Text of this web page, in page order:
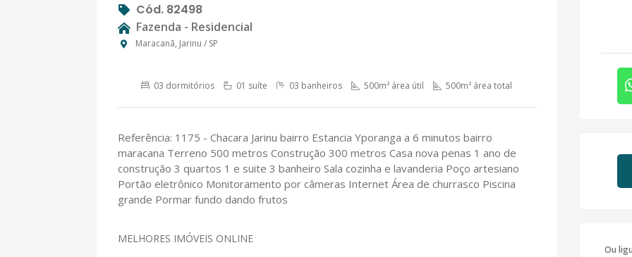
Cód. 82498
Fazenda - Residencial
Maracanã, Jarinu / SP
03 dormitórios 01 suíte 03 banheiros 500m² área útil 500m² área total
Referência: 1175 - Chacara Jarinu bairro Estancia Yporanga a 6 minutos bairro
maracana Terreno 500 metros Construção 300 metros Casa nova penas 1 ano de
construção 3 quartos 1 e suite 3 banheiro Sala cozinha e lavanderia Poço artesiano
Portão eletrônico Monitoramento por câmeras Internet Área de churrasco Piscina
grande Pormar fundo dando frutos
MELHORES IMÓVEIS ONLINE
Ou